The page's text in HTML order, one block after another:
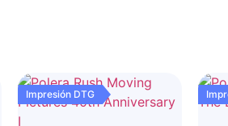
Impresión DTG